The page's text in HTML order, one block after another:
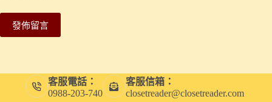
發佈留言
客服電話：
0988-203-740
客服信箱：
closetreader@closetreader.com